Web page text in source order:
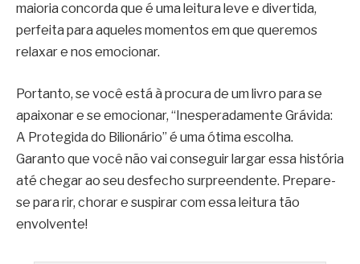
maioria concorda que é uma leitura leve e divertida,
perfeita para aqueles momentos em que queremos
relaxar e nos emocionar.
Portanto, se você está à procura de um livro para se
apaixonar e se emocionar, “Inesperadamente Grávida:
A Protegida do Bilionário” é uma ótima escolha.
Garanto que você não vai conseguir largar essa história
até chegar ao seu desfecho surpreendente. Prepare-
se para rir, chorar e suspirar com essa leitura tão
envolvente!